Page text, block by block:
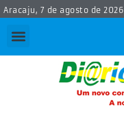
Aracaju, 7 de agosto de 2026